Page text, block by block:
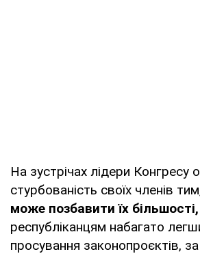
На зустрічах лідери Конгресу
стурбованість своїх членів
може позбавити їх більшості,
республіканцям набагато
просування законопроєктів,